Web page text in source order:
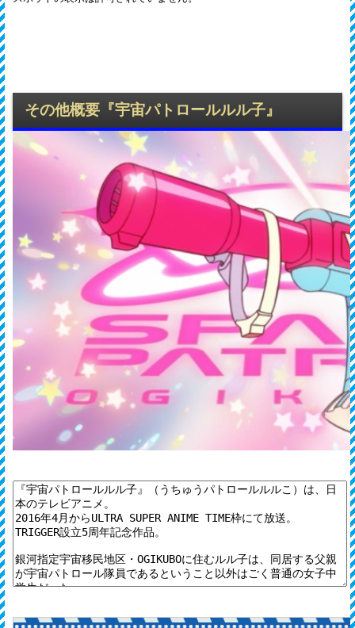
その他概要『宇宙パトロールルル子』